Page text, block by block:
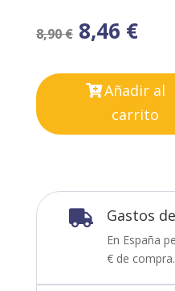
8,90€ 8,46 €
Añadir al
carrito
 Gastos
En España
€ de compra.